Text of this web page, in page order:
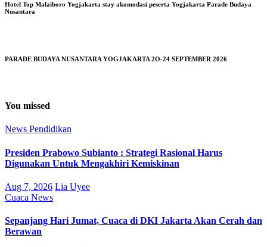
Hotel Top Malaiboro Yogjakarta stay akomodasi peserta Yogjakarta Parade Budaya
Nusantara
PARADE BUDAYA NUSANTARA YOGJAKARTA 2O-24 SEPTEMBER 2026
You missed
News Pendidikan
Presiden Prabowo Subianto : Strategi Rasional Harus
Digunakan Untuk Mengakhiri Kemiskinan
Aug 7, 2026 Lia Uyee
Cuaca News
Sepanjang Hari Jumat, Cuaca di DKI Jakarta Akan Cerah dan
Berawan